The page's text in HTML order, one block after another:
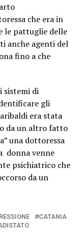
che era in
le pattuglie delle
anche agenti del
fino a che
sistemi di
gli
era stata
da un altro fatto
una dottoressa
donna venne
psichiatrico che
da un
CATANIA